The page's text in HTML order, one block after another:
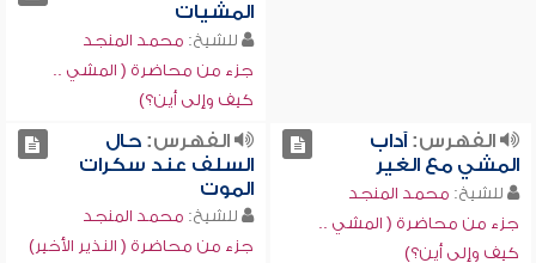
المشيات
للشيخ: محمد المنجد
جزء من محاضرة ( المشي ..
كيف وإلى أين؟)
الفهرس:آداب
المشي مع الغير
للشيخ: محمد المنجد
جزء من محاضرة ( المشي ..
كيف وإلى أين؟)
الفهرس:حال
السلف عند سكرات
الموت
للشيخ: محمد المنجد
جزء من محاضرة ( النذير الأخير)